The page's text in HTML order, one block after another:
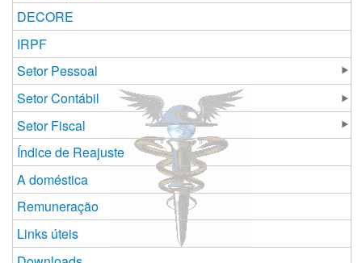
DECORE
IRPF
Setor Pessoal
Setor Contábil
Setor Fiscal
Índice de Reajuste
A doméstica
Remuneração
Links úteis